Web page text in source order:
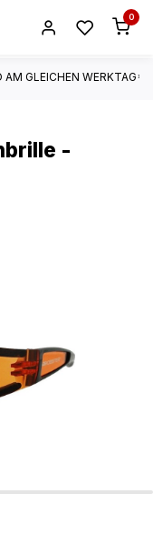
0
GLEICHEN WERKTAG*
-